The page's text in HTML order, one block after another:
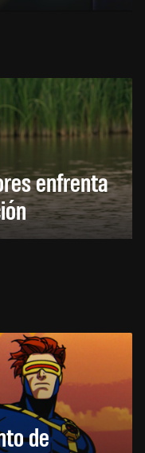
enfrenta
de